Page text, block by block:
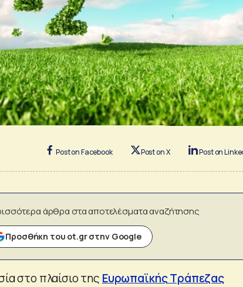
Post on Facebook Post on X Post on
άρθρα στα αποτελέσματα αναζήτησης
Προσθήκη του ot.gr στην Google
στο πλαίσιο της Ευρωπαϊκής Τράπεζας